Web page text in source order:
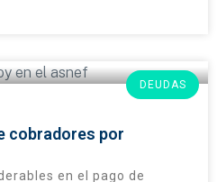
DEUDAS
cobradores por
en el pago de